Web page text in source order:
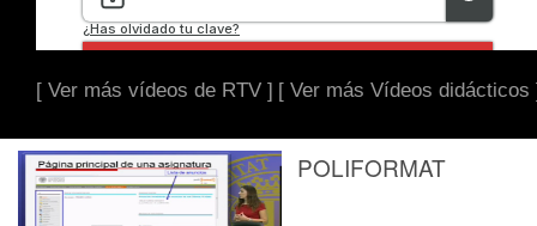
[ Ver más vídeos de RTV ] [ Ver más Vídeos didácticos
POLIFORMAT